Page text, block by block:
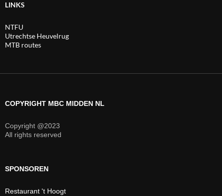
LINKS
NTFU
Utrechtse Heuvelrug
MTB routes
COPYRIGHT MBC MIDDEN NL
Copyright @2023
All rights reserved
SPONSOREN
Restaurant 't Hoogt